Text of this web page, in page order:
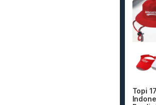
Topi